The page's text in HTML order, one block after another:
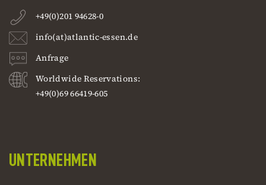
+49(0)201 94628-0
info(at)atlantic-essen.de
Anfrage
Worldwide Reservations:
+49(0)69 66419-605
UNTERNEHMEN